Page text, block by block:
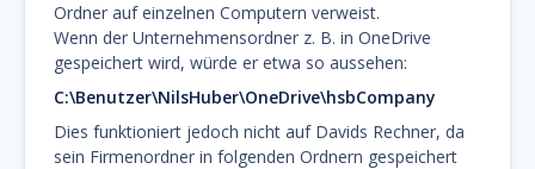
Ordner auf einzelnen Computern verweist.
Wenn der Unternehmensordner z. B. in OneDrive
gespeichert wird, würde er etwa so aussehen:
C:\Benutzer\NilsHuber\OneDrive\hsbCompany
Dies funktioniert jedoch nicht auf Davids Rechner, da
sein Firmenordner in folgenden Ordnern gespeichert